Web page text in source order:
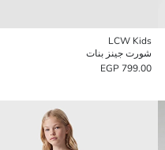
LCW Kids
شورت جينز بنات
799.00 EGP